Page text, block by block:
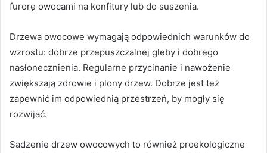
furorę owocami na konfitury lub do suszenia.
Drzewa owocowe wymagają odpowiednich warunków do
wzrostu: dobrze przepuszczalnej gleby i dobrego
nasłonecznienia. Regularne przycinanie i nawożenie
zwiększają zdrowie i plony drzew. Dobrze jest też
zapewnić im odpowiednią przestrzeń, by mogły się
rozwijać.
Sadzenie drzew owocowych to również proekologiczne